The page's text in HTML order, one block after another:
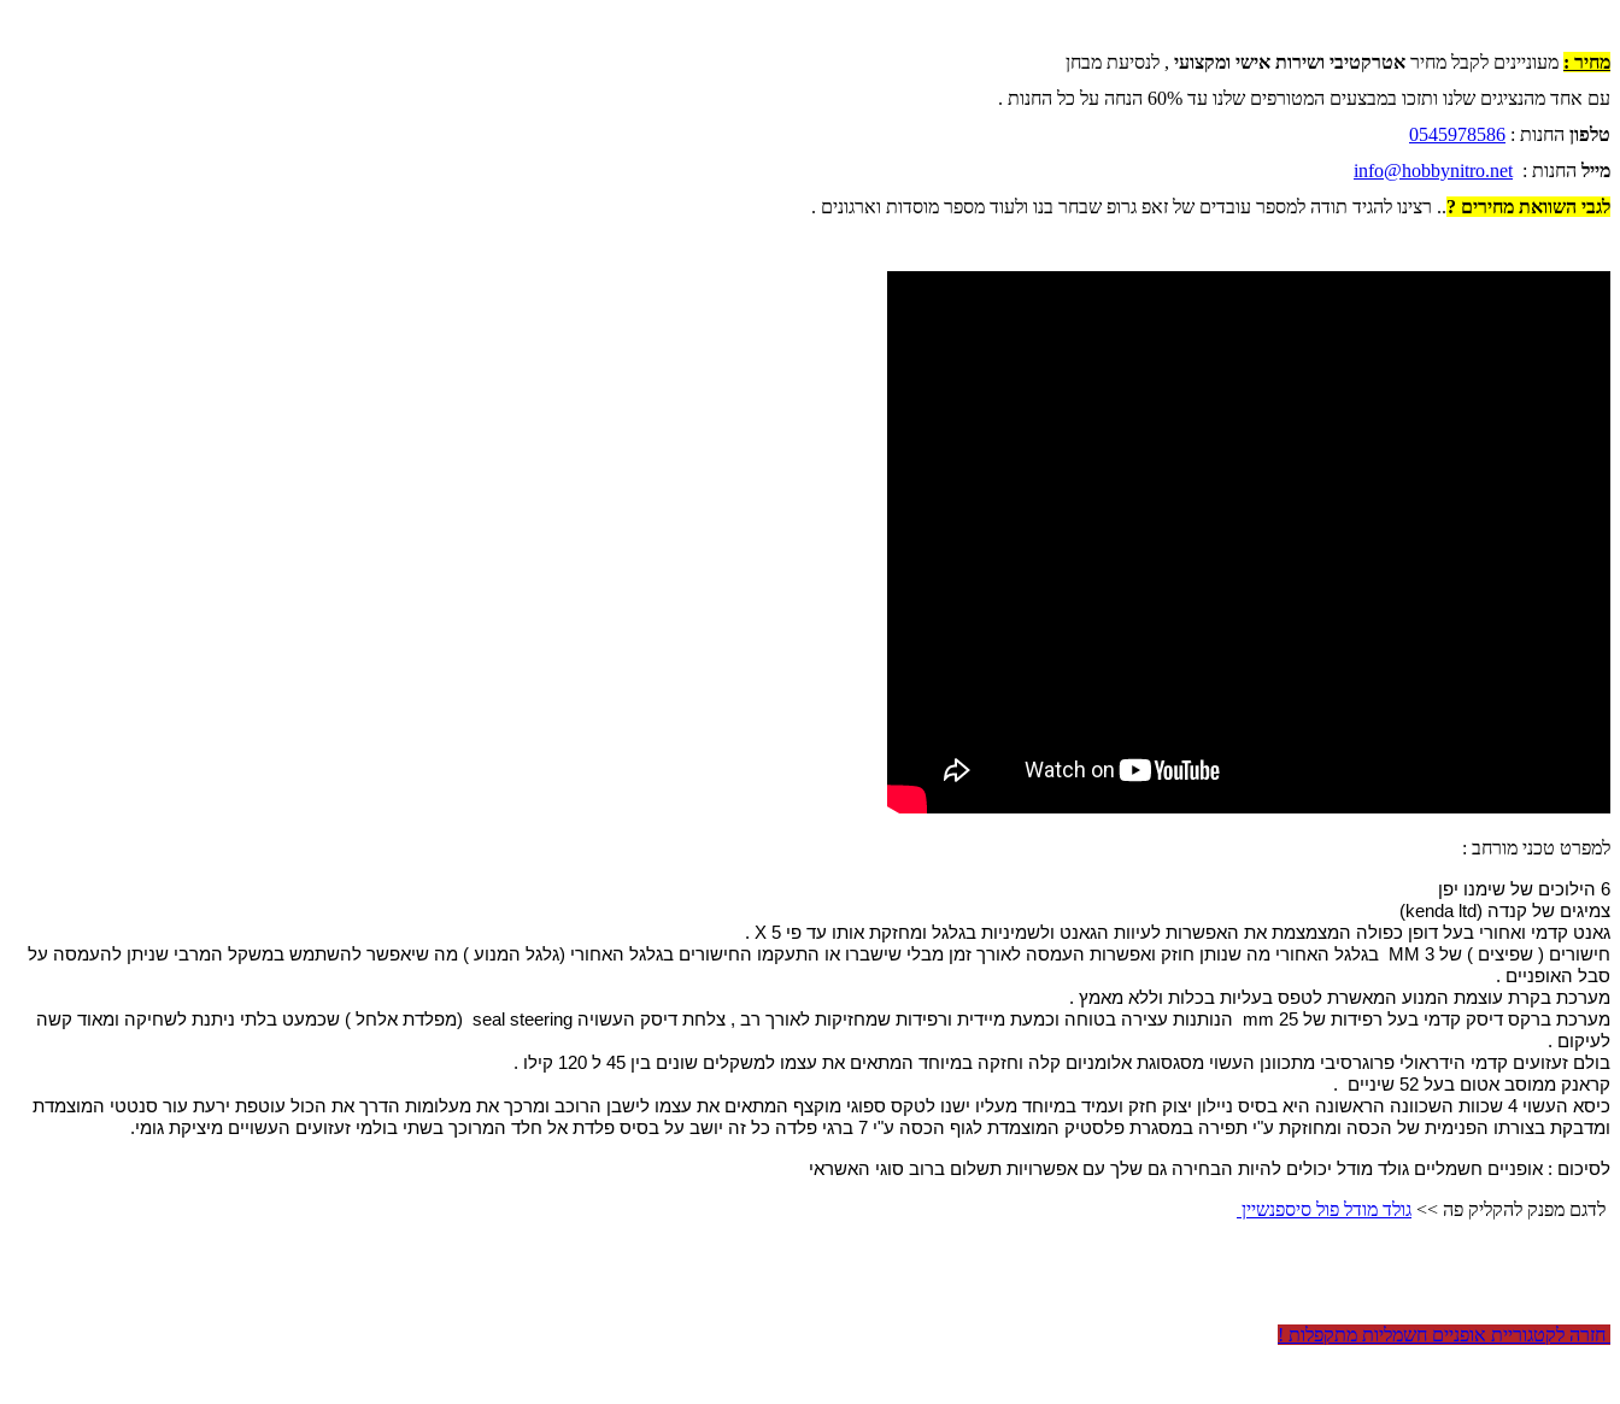
מחיר : מעוניינים לקבל מחיר אטרקטיבי ושירות אישי ומקצועי , לנסיעת מבחן
עם אחד מהנציגים שלנו ותזכו במבצעים המטורפים שלנו עד 60% הנחה על כל החנות .
טלפון החנות : 0545978586
מייל החנות : info@hobbynitro.net
לגבי השוואת מחירים ?.. רצינו להגיד תודה למספר עובדים של זאפ גרופ שבחר בנו ולעוד מספר מוסדות וארגונים .
למפרט טכני מורחב :
6 הילוכים של שימנו יפן
צמיגים של קנדה (kenda ltd)
גאנט קדמי ואחורי בעל דופן כפולה המצמצמת את האפשרות לעיוות הגאנט ולשמיניות בגלגל ומחזקת אותו עד פי X 5 .
סבל האופניים .
מערכת בקרת עוצמת המנוע המאשרת לטפס בעליות בכלות וללא מאמץ .
לעיקום .
בולם זעזועים קדמי הידראולי פרוגרסיבי מתכוונן העשוי מסגסוגת אלומניום קלה וחזקה במיוחד המתאים את עצמו למשקלים שונים בין 45 ל 120 קילו .
קראנק ממוסב אטום בעל 52 שיניים  .
ומדבקת בצורתו הפנימית של הכסה ומחוזקת ע"י תפירה במסגרת פלסטיק המוצמדת לגוף הכסה ע"י 7 ברגי פלדה כל זה יושב על בסיס פלדת אל חלד המרוכך בשתי בולמי זעזועים העשויים מיציקת גומי.
לסיכום : אופניים חשמליים גולד מודל יכולים להיות הבחירה גם שלך עם אפשרויות תשלום ברוב סוגי האשראי
לדגם מפנק להקליק פה >> גולד מודל פול סיספנשיין
חזרה לקטגוריית אופניים חשמליות מתקפלות !